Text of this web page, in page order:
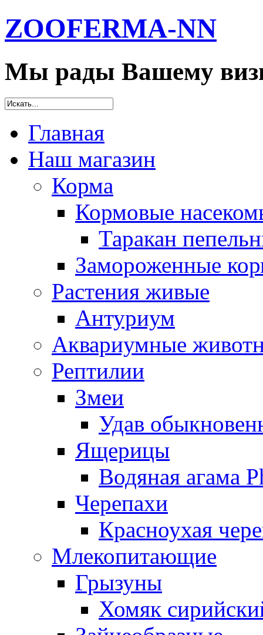
ZOOFERMA-NN
Мы рады Вашему
Главная
Наш магазин
Корма
Кормовые
Таракан
Замороженные
Растения живые
Антуриум
Аквариумные
Рептилии
Змеи
Удав
Ящерицы
Водяная агама
Черепахи
Красноухая
Млекопитающие
Грызуны
Хомяк